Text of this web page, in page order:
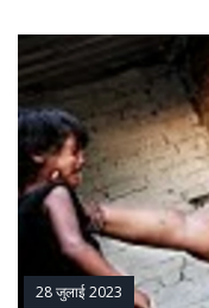
28 जुलाई 2023